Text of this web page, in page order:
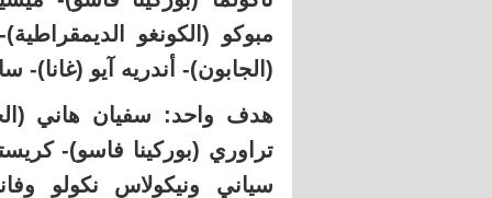
مبوكو (الكونغو
(الجابون)- أندريه آيو
هدف واحد: سفيان هاني
تراوري (بوركينا فاسو)-
سياني ونيكولاس نكولو